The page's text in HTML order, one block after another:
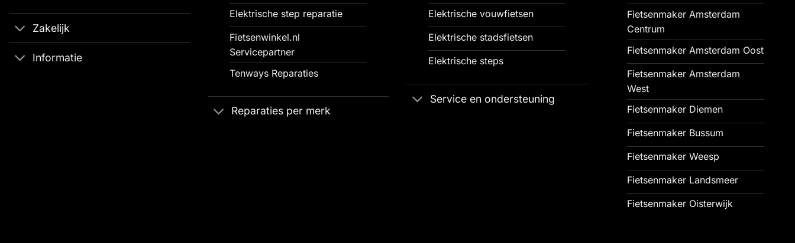
Zakelijk
Informatie
Elektrische step reparatie
Fietsenwinkel.nl
Servicepartner
Tenways Reparaties
Reparaties per merk
Elektrische vouwfietsen
Elektrische stadsfietsen
Elektrische steps
Service en ondersteuning
Fietsenmaker Amsterdam
Centrum
Fietsenmaker Amsterdam Oost
Fietsenmaker Amsterdam
West
Fietsenmaker Diemen
Fietsenmaker Bussum
Fietsenmaker Weesp
Fietsenmaker Landsmeer
Fietsenmaker Oisterwijk